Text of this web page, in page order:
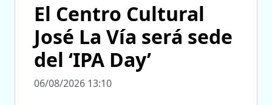
El Centro Cultural
José La Vía será sede
del ‘IPA Day’
06/08/2026 13:10